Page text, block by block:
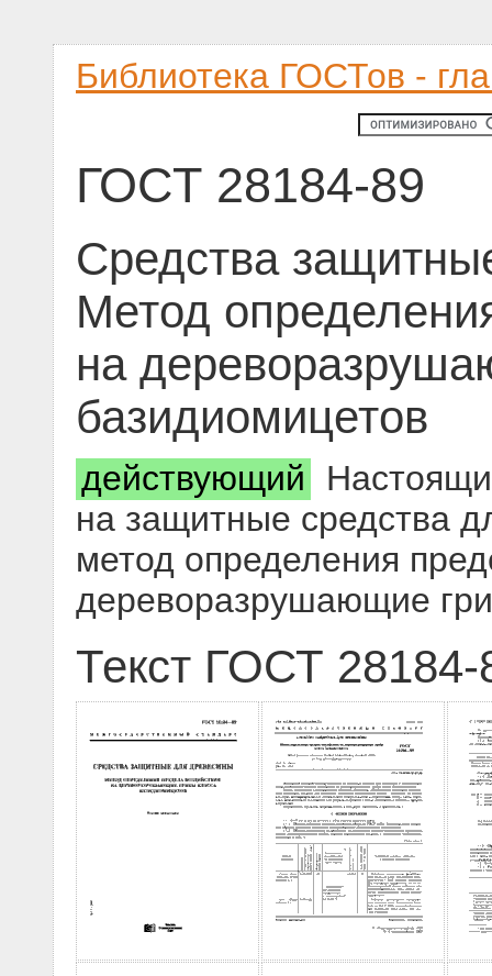
Библиотека ГОСТов -
ГОСТ 28184-89
Средства
Метод
на
базидиомицетов
действующий
на защитные средства
метод определения
дереворазрушающие
Текст ГОСТ 28184-